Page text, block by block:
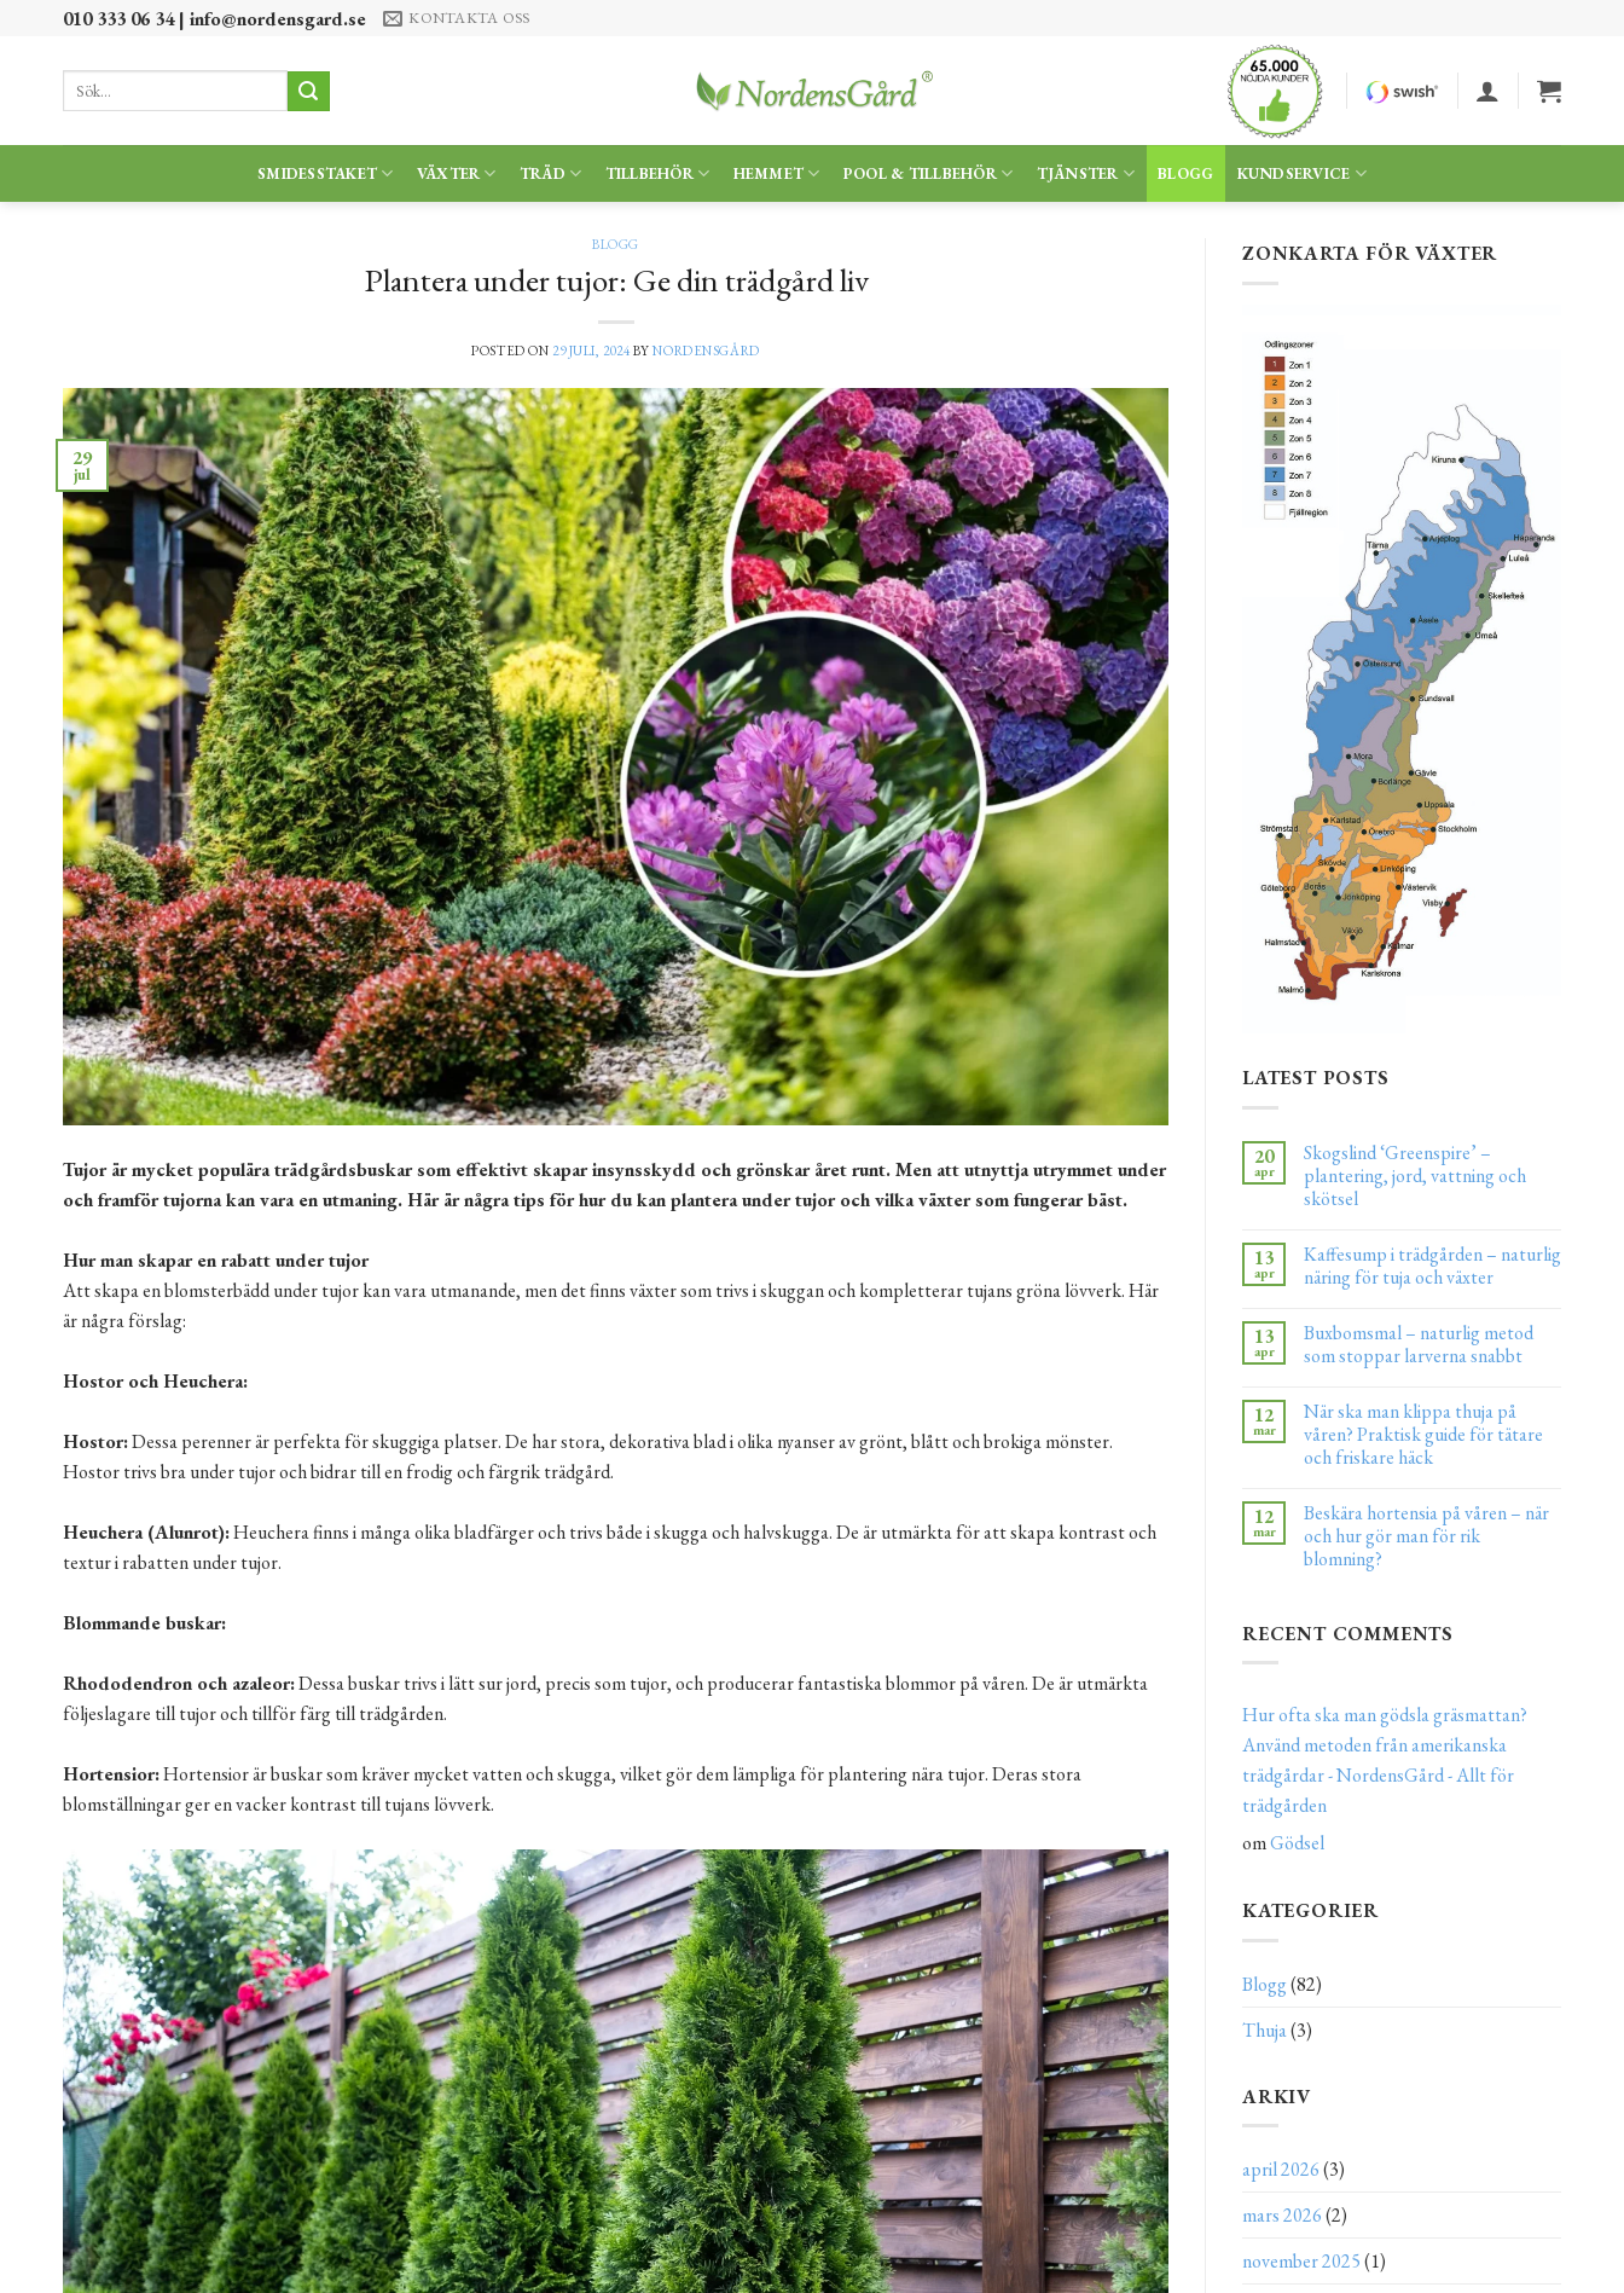
010 333 06 34 | info@nordensgard.se KONTAKTA OSS
efter:
SMIDESSTAKET VÄXTER TRÄD TILLBEHÖR HEMMET POOL & TILLBEHÖR TJÄNSTER BLOGG KUNDSERVICE
BLOGG
Plantera under tujor: Ge din trädgård liv
POSTED ON 29 JULI, 2024 BYNORDENSGÅRD
29
jul
Tujor är mycket populära trädgårdsbuskar som effektivt skapar insynsskydd och grönskar året runt. Men att utnyttja utrymmet under
och framför tujorna kan vara en utmaning. Här är några tips för hur du kan plantera under tujor och vilka växter som fungerar bäst.
Hur man skapar en rabatt under tujor
Att skapa en blomsterbädd under tujor kan vara utmanande, men det finns växter som trivs i skuggan och kompletterar tujans gröna lövverk. Här
är några förslag:
Hostor och Heuchera:
Hostor:Dessa perenner är perfekta för skuggiga platser. De har stora, dekorativa blad i olika nyanser av grönt, blått och brokiga mönster.
Hostor trivs bra under tujor och bidrar till en frodig och färgrik trädgård.
Heuchera (Alunrot):Heuchera finns i många olika bladfärger och trivs både i skugga och halvskugga. De är utmärkta för att skapa kontrast och
textur i rabatten under tujor.
Blommande buskar:
Rhododendron och azaleor:Dessa buskar trivs i lätt sur jord, precis som tujor, och producerar fantastiska blommor på våren. De är utmärkta
följeslagare till tujor och tillför färg till trädgården.
Hortensior:Hortensior är buskar som kräver mycket vatten och skugga, vilket gör dem lämpliga för plantering nära tujor. Deras stora
blomställningar ger en vacker kontrast till tujans lövverk.
ZONKARTA FÖR VÄXTER
LATEST POSTS
20
apr
Skogslind ‘Greenspire’ –
plantering, jord, vattning och
skötsel
13
apr
Kaffesump i trädgården – naturlig
näring för tuja och växter
13
apr
Buxbomsmal – naturlig metod
som stoppar larverna snabbt
12
mar
När ska man klippa thuja på
våren? Praktisk guide för tätare
och friskare häck
12
mar
Beskära hortensia på våren – när
och hur gör man för rik
blomning?
RECENT COMMENTS
Hur ofta ska man gödsla gräsmattan?
Använd metoden från amerikanska
trädgårdar - NordensGård - Allt för
trädgården
omGödsel
KATEGORIER
Blogg(82)
Thuja(3)
ARKIV
april 2026(3)
mars 2026(2)
november 2025(1)